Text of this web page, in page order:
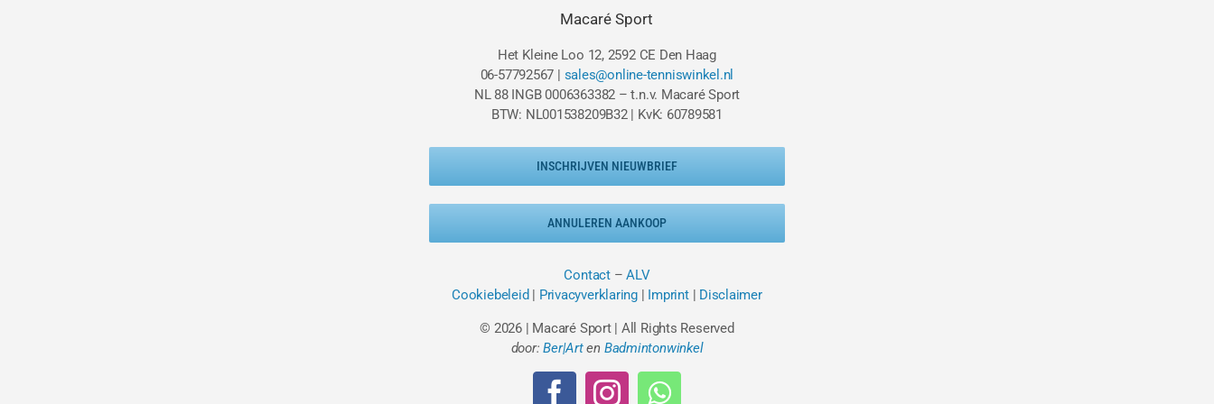
Macaré Sport
Het Kleine Loo 12, 2592 CE Den Haag
06-57792567 | sales@online-tenniswinkel.nl
NL 88 INGB 0006363382 – t.n.v. Macaré Sport
BTW: NL001538209B32 | KvK: 60789581
INSCHRIJVEN NIEUWBRIEF
ANNULEREN AANKOOP
Contact–ALV
Cookiebeleid | Privacyverklaring| Imprint| Disclaimer
© 2026 | Macaré Sport | All Rights Reserved
door:Ber|Arten Badmintonwinkel